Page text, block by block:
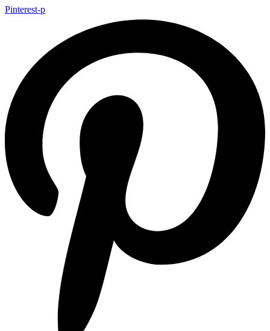
Pinterest-p